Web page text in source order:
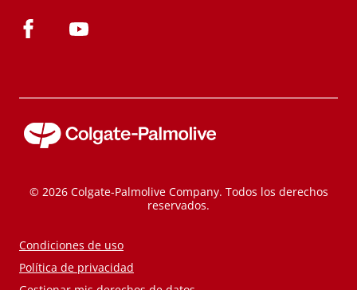
© 2026 Colgate-Palmolive Company. Todos los derechos
reservados.
Condiciones de uso
Política de privacidad